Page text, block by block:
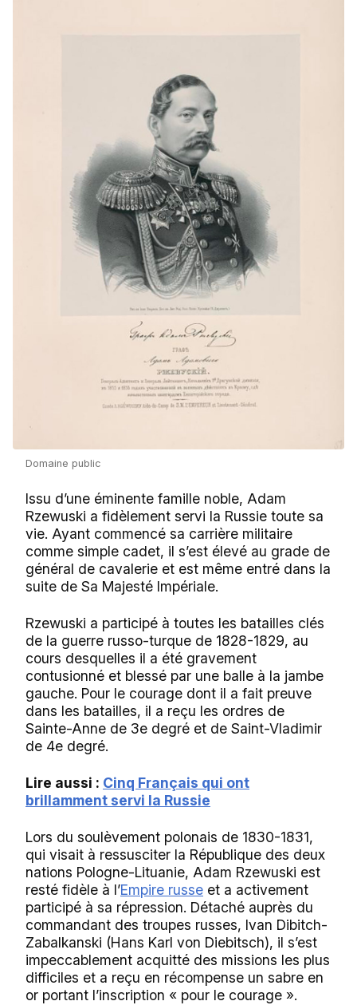
Domaine public
Issu d’une éminente famille noble, Adam
Rzewuski a fidèlement servi la Russie toute sa
vie. Ayant commencé sa carrière militaire
comme simple cadet, il s’est élevé au grade de
général de cavalerie et est même entré dans la
suite de Sa Majesté Impériale.
Rzewuski a participé à toutes les batailles clés
de la guerre russo-turque de 1828-1829, au
cours desquelles il a été gravement
contusionné et blessé par une balle à la jambe
gauche. Pour le courage dont il a fait preuve
dans les batailles, il a reçu les ordres de
Sainte-Anne de 3e degré et de Saint-Vladimir
de 4e degré.
Lire aussi : Cinq Français qui ont
brillamment servi la Russie
Lors du soulèvement polonais de 1830-1831,
qui visait à ressusciter la République des deux
nations Pologne-Lituanie, Adam Rzewuski est
resté fidèle à l’Empire russe et a activement
participé à sa répression. Détaché auprès du
commandant des troupes russes, Ivan Dibitch-
Zabalkanski (Hans Karl von Diebitsch), il s’est
impeccablement acquitté des missions les plus
difficiles et a reçu en récompense un sabre en
or portant l’inscription « pour le courage ».